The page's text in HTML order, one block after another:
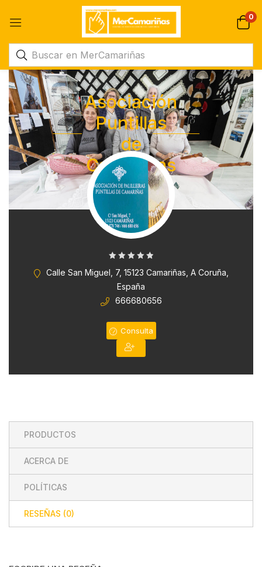
0
Asociación
Puntillas
de
Camarinas
0
Calle San Miguel, 7, 15123 Camariñas, A Coruña,
España
666680656
Consulta
PRODUCTOS
ACERCA DE
POLÍTICAS
RESEÑAS (0)